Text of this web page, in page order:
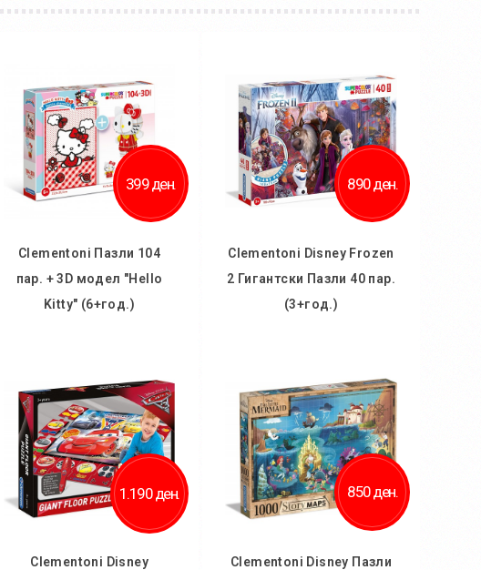
399 ден.
Clementoni Пазли 104
пар. + 3D модел "Hello
Kitty" (6+год.)
Додај во желби
Додај за споредба
890 ден.
Clementoni Disney Frozen
2 Гигантски Пазли 40 пар.
(3+год.)
Додај во желби
Додај за споредба
1.190 ден.
Clementoni Disney
850 ден.
Clementoni Disney Пазли